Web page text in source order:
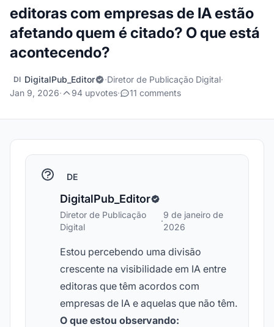
editoras com empresas de IA estão
afetando quem é citado? O que está
acontecendo?
DI DigitalPub_Editor ·Diretor de Publicação Digital·
Jan 9, 2026· 94 upvotes· 11 comments
DE
DigitalPub_Editor
Diretor de Publicação
Digital
·
9 de janeiro de
2026
Estou percebendo uma divisão
crescente na visibilidade em IA entre
editoras que têm acordos com
empresas de IA e aquelas que não têm.
O que estou observando: